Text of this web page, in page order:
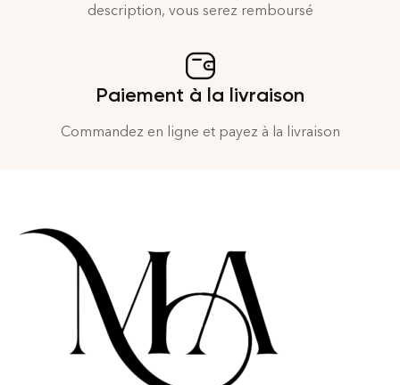
description, vous serez remboursé
Paiement à la livraison
Commandez en ligne et payez à la livraison